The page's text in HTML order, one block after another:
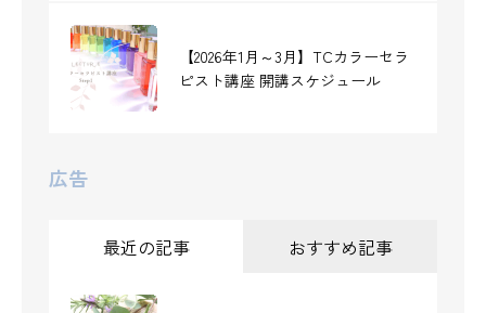
【2026年1月～3月】TCカラーセラ
ピスト講座 開講スケジュール
広告
最近の記事 おすすめ記事